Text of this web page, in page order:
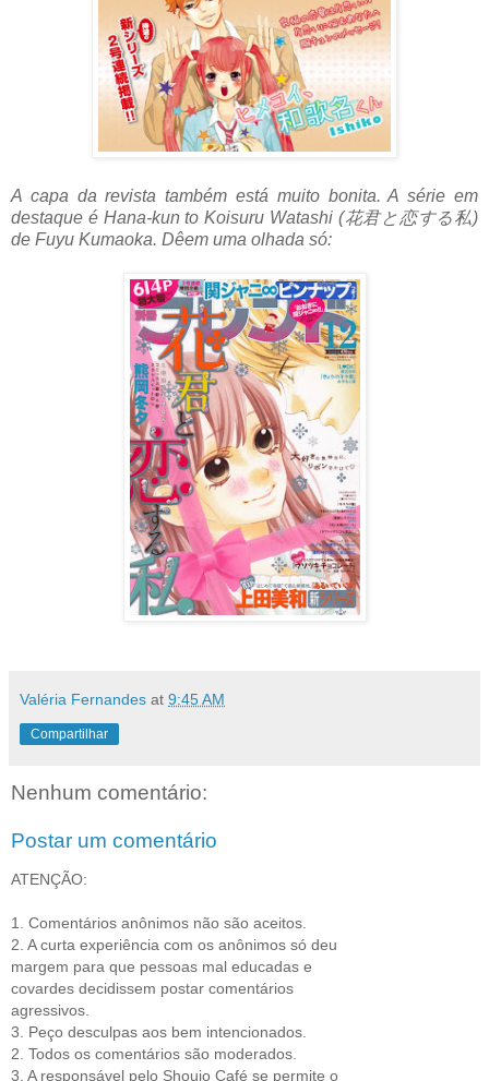
A capa da revista também está muito bonita. A série em
destaque é Hana-kun to Koisuru Watashi (花君と恋する私)
de Fuyu Kumaoka. Dêem uma olhada só:
Valéria Fernandes at 9:45 AM
Compartilhar
Nenhum comentário:
Postar um comentário
ATENÇÃO:
1. Comentários anônimos não são aceitos.
2. A curta experiência com os anônimos só deu
margem para que pessoas mal educadas e
covardes decidissem postar comentários
agressivos.
3. Peço desculpas aos bem intencionados.
2. Todos os comentários são moderados.
3. A responsável pelo Shoujo Café se permite o